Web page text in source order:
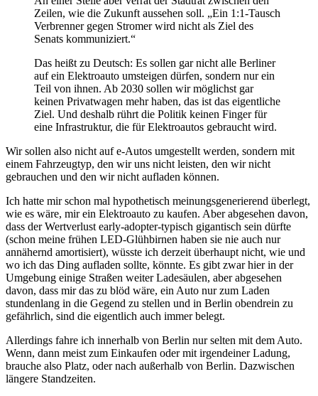
Zeilen, wie die Zukunft aussehen soll. „Ein 1:1-Tausch
Verbrenner gegen Stromer wird nicht als Ziel des
Senats kommuniziert.“
Das heißt zu Deutsch: Es sollen gar nicht alle Berliner
auf ein Elektroauto umsteigen dürfen, sondern nur ein
Teil von ihnen. Ab 2030 sollen wir möglichst gar
keinen Privatwagen mehr haben, das ist das eigentliche
Ziel. Und deshalb rührt die Politik keinen Finger für
eine Infrastruktur, die für Elektroautos gebraucht wird.
Wir sollen also nicht auf e-Autos umgestellt werden, sondern mit
einem Fahrzeugtyp, den wir uns nicht leisten, den wir nicht
gebrauchen und den wir nicht aufladen können.
Ich hatte mir schon mal hypothetisch meinungsgenerierend überlegt,
wie es wäre, mir ein Elektroauto zu kaufen. Aber abgesehen davon,
dass der Wertverlust early-adopter-typisch gigantisch sein dürfte
(schon meine frühen LED-Glühbirnen haben sie nie auch nur
annähernd amortisiert), wüsste ich derzeit überhaupt nicht, wie und
wo ich das Ding aufladen sollte, könnte. Es gibt zwar hier in der
Umgebung einige Straßen weiter Ladesäulen, aber abgesehen
davon, dass mir das zu blöd wäre, ein Auto nur zum Laden
stundenlang in die Gegend zu stellen und in Berlin obendrein zu
gefährlich, sind die eigentlich auch immer belegt.
Allerdings fahre ich innerhalb von Berlin nur selten mit dem Auto.
Wenn, dann meist zum Einkaufen oder mit irgendeiner Ladung,
brauche also Platz, oder nach außerhalb von Berlin. Dazwischen
längere Standzeiten.